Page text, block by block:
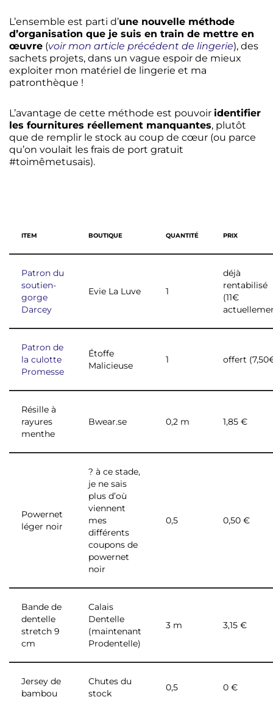
L’ensemble est parti d’une nouvelle méthode
d’organisation que je suis en train de mettre en
œuvre (voir mon article précédent de lingerie), des
sachets projets, dans un vague espoir de mieux
exploiter mon matériel de lingerie et ma
patronthèque !
L’avantage de cette méthode est pouvoir identifier
les fournitures réellement manquantes, plutôt
que de remplir le stock au coup de cœur (ou parce
qu’on voulait les frais de port gratuit
#toimêmetusais).
ITEM BOUTIQUE QUANTITÉ PRIX
Patron du
soutien-
gorge
Darcey
Evie La Luve 1
déjà
rentabilisé
(11€
Patron de
la culotte
Promesse
Étoffe
Malicieuse
1 offert
Résille à
rayures
menthe
Bwear.se 0,2 m 1,85 €
Powernet
léger noir
? à ce stade,
je ne sais
plus d’où
viennent
mes
différents
coupons de
powernet
noir
0,5 0,50 €
Bande de
dentelle
stretch 9
cm
Calais
Dentelle
(maintenant
Prodentelle)
3 m 3,15 €
Jersey de
bambou
Chutes du
stock
0,5 0 €